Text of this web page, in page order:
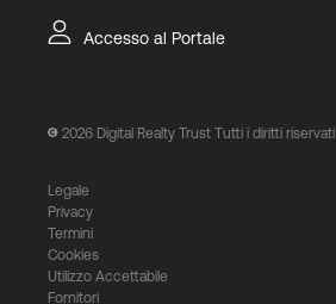
Accesso al Portale
2026 Digital Realty Trust Tutti i diritti riservati
Legale
Privacy
Termini
Cookies
Utilizzo Accettabile
Fornitori